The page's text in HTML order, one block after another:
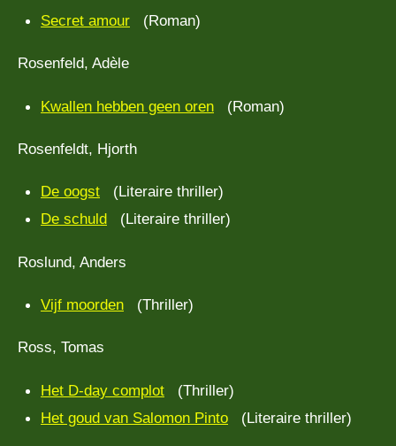
Secret amour (Roman)
Rosenfeld, Adèle
Kwallen hebben geen oren (Roman)
Rosenfeldt, Hjorth
De oogst (Literaire thriller)
De schuld (Literaire thriller)
Roslund, Anders
Vijf moorden (Thriller)
Ross, Tomas
Het D-day complot (Thriller)
Het goud van Salomon Pinto (Literaire thriller)